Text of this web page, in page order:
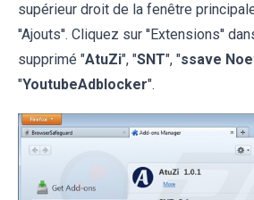
supérieur droit de la fenêtre
''Ajouts''. Cliquez sur ''Extensions''
supprimé "AtuZi", "SNT", "ssave
"YoutubeAdblocker".